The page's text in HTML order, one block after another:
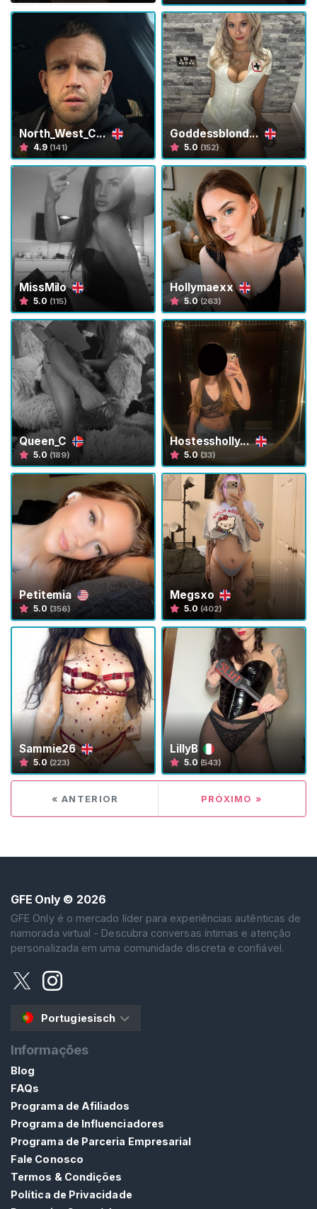
North_West_C...
4.9 (141)
Goddessblond...
5.0 (152)
MissMilo
5.0 (115)
Hollymaexx
5.0 (263)
Queen_C
5.0 (189)
Hostessholly...
5.0 (33)
Petitemia
5.0 (356)
Megsxo
5.0 (402)
Sammie26
5.0 (223)
LillyB
5.0 (543)
« ANTERIOR PRÓXIMO »
GFE Only© 2026
GFE Only é o mercado líder para experiências autênticas de
namorada virtual - Descubra conversas íntimas e atenção
personalizada em uma comunidade discreta e confiável.
Portugiesisch
Informações
Blog
FAQs
Programa de Afiliados
Programa de Influenciadores
Programa de Parceria Empresarial
Fale Conosco
Termos & Condições
Política de Privacidade
o
p
e
r
a
D
e
N
a
m
o
r
a
d
a
N
m
r
d
a
V
i
a
l
S
e
x
t
n
P
R
O
U
R
C
o
n
t
a
t